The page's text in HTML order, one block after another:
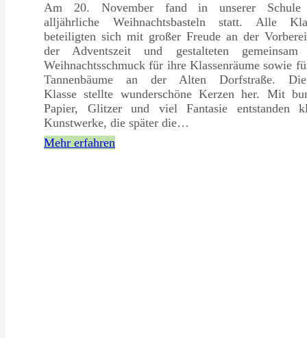
Am 20. November fand in unserer Schule
alljährliche Weihnachtsbasteln statt. Alle
beteiligten sich mit großer Freude an der
der Adventszeit und gestalteten gemeinsam
Weihnachtsschmuck für ihre Klassenräume sowie
Tannenbäume an der Alten Dorfstraße.
Klasse stellte wunderschöne Kerzen her. Mit
Papier, Glitzer und viel Fantasie entstanden
Kunstwerke, die später die…
Mehr erfahren